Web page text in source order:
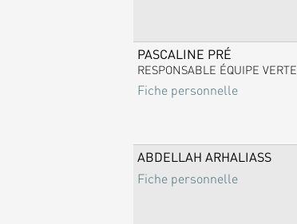
PASCALINE PRÉ
RESPONSABLE ÉQUIPE VERTE
Fiche personnelle
ABDELLAH ARHALIASS
Fiche personnelle